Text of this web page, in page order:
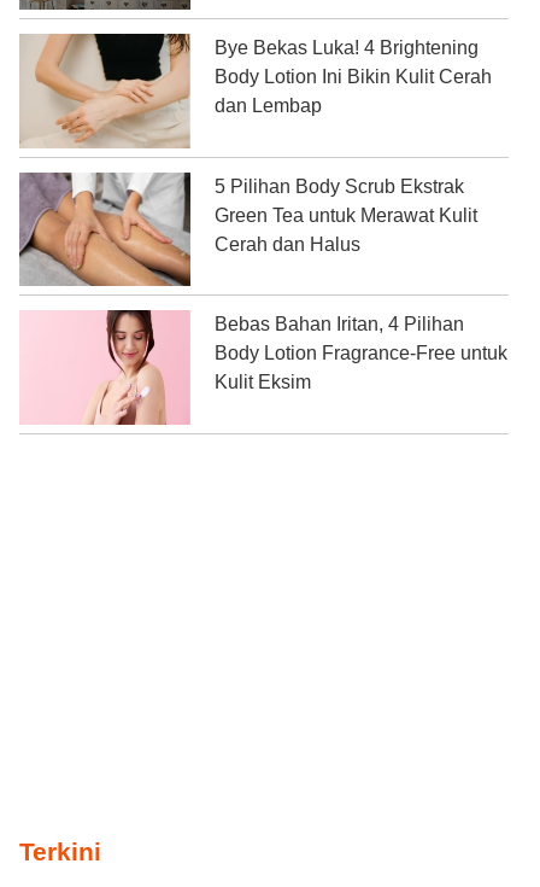
Bye Bekas Luka! 4 Brightening
Body Lotion Ini Bikin Kulit Cerah
dan Lembap
5 Pilihan Body Scrub Ekstrak
Green Tea untuk Merawat Kulit
Cerah dan Halus
Bebas Bahan Iritan, 4 Pilihan
Body Lotion Fragrance-Free untuk
Kulit Eksim
Terkini